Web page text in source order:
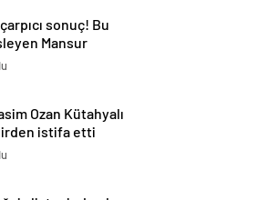
sonuç! Bu
Mansur
Ozan Kütahyalı
istifa etti